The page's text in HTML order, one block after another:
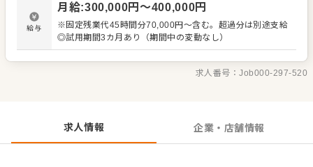
客様からご好評をいただいてきました。現在は積極的な出
店を行っているため、早期のキャリアアップが目指せま
す。年間休日は107日あり、仕事とプライベートを両立しな
＞ 東証上場企業が母体のため安定した経営基盤があり、年
間休日107日でワークライフバランスを保てます。独自の六
得が可能です。
給与
月給:300,000円〜400,000円
※固定残業代45時間分70,000円～含む。超過分は別途支給
◎試用期間3カ月あり（期間中の変動なし）
求人番号：Job000-297-520
求人情報 企業・店舗情報